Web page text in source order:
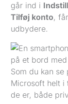
går ind i
Tilføj konto,
udbydere.
Som du kan
Microsoft helt i
de er, både